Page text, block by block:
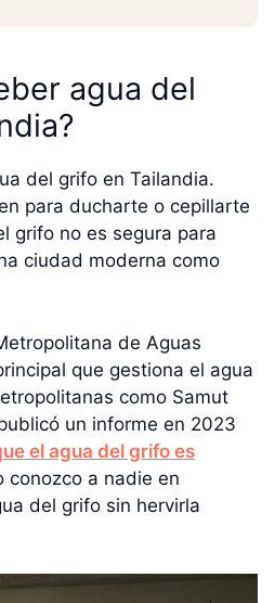
agua del
del grifo en Tailandia.
para ducharte o cepillarte
grifo no es segura para
ciudad moderna como
de Aguas
que gestiona el agua
como Samut
un informe en 2023
el agua del grifo es
conozco a nadie en
del grifo sin hervirla